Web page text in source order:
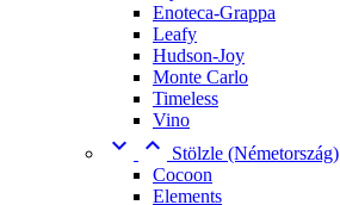
Enoteca-Grappa
Leafy
Hudson-Joy
Monte Carlo
Timeless
Vino
 
Stölzle (Németország)
Cocoon
Elements